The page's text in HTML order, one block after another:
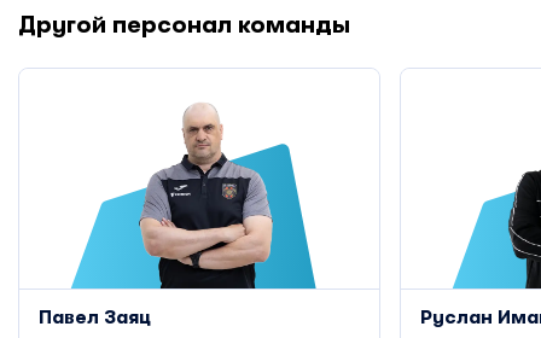
Другой персонал команды
Павел Заяц Руслан